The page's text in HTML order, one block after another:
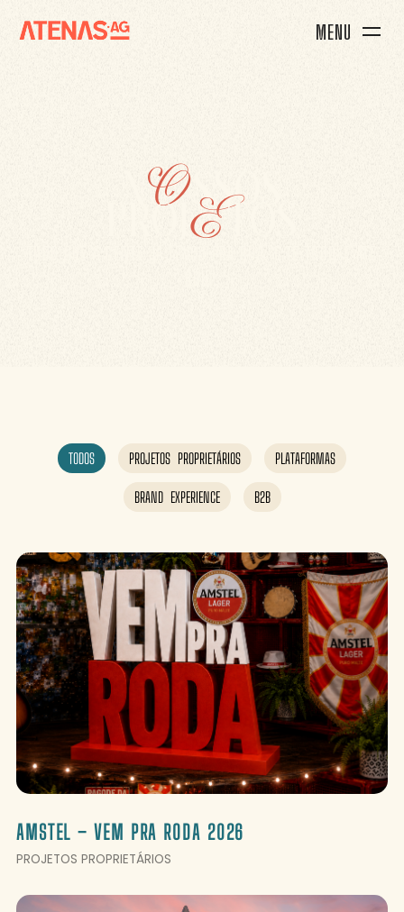
MENU
Ossos
projEtos
TODOS PROJETOS PROPRIETÁRIOS PLATAFORMAS
BRAND EXPERIENCE B2B
AMSTEL – VEM PRA RODA 2026
PROJETOS PROPRIETÁRIOS